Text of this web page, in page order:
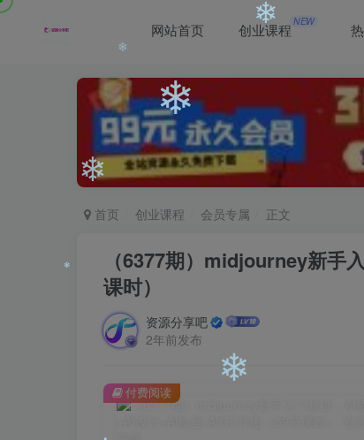
网站首页 创业课程 NEW
首页 创业课程 会员专属 正文
（6377期）midjourney新手
课时）
资源分享吧
2年前发布
付费阅读
❄
❄
❄
❄
❄